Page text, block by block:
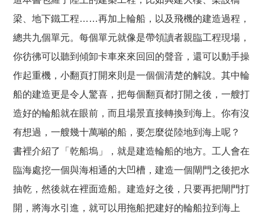
梁、地下鐵工程……再加上輪船，以及飛機的建造過程，
總共九個單元。每個單元就像是帶領讀者親臨工程現場，
你彷彿可以聽到傾卸卡車來來回回的聲音，還可以動手操
作起重機，小翻頁打開來則是一個個清楚的解說。其中輪
船的建造更是令人驚喜，把每個翻頁都打開之後，一艘打
造好的輪船就在眼前，而且場景直接轉換到海上。你有沒
有想過，一艘幾十萬噸的船，要怎麼從陸地到海上呢？
書裡介紹了「乾船塢」，就是建造輪船的地方。工人會在
臨海處挖一個與海相通的大凹槽，建造一個閘門之後把水
抽乾，然後就在裡面造船。建造好之後，只要再把閘門打
開，將海水引進，就可以用拖船把建好的輪船拉到海上